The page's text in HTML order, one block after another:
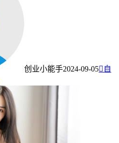
创业小能手2024-09-05 自